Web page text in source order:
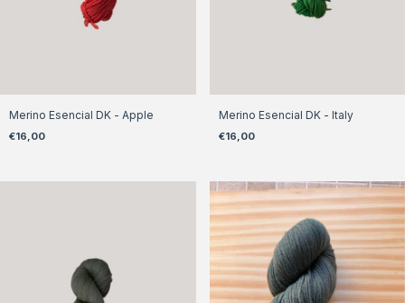
Merino Esencial DK - Apple
€16,00
Merino Esencial DK - Italy
€16,00